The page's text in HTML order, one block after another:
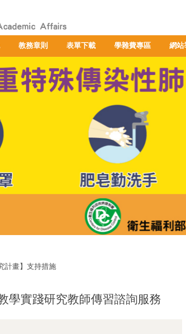
教務章則 表單下載 學雜費專區 網站
計畫】支持措施
學實踐研究教師傳習諮詢服務